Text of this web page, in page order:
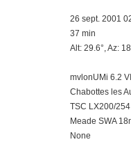
26 sept. 2001
37 min
Alt: 29.6°, Az:
mvlonUMi 6.2
Chabottes les
TSC LX200/
Meade SWA
None